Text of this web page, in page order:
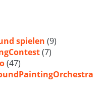
spielen (9)
(7)
(47)